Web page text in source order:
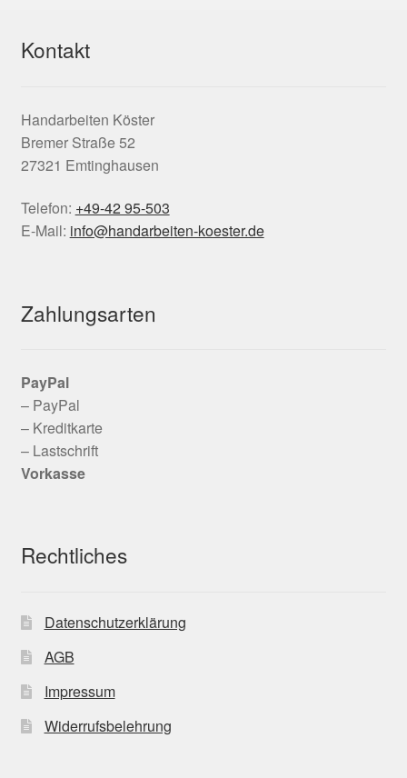
Kontakt
Handarbeiten Köster
Bremer Straße 52
27321 Emtinghausen
Telefon: +49-42 95-503
E-Mail: info@handarbeiten-koester.de
Zahlungsarten
PayPal
– PayPal
– Kreditkarte
– Lastschrift
Vorkasse
Rechtliches
Datenschutzerklärung
AGB
Impressum
Widerrufsbelehrung